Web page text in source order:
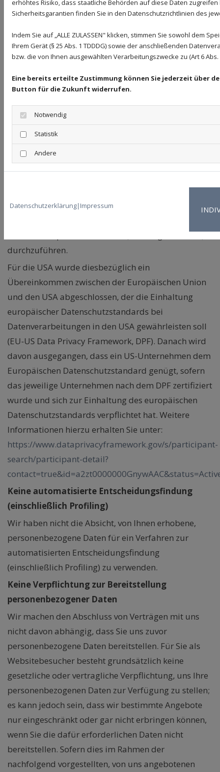
weitergegeben oder offengelegt werden.
Wirtschaftsraums (EWR), also in Drittländern,
befinden. Eine derartige Verarbeitung erfolgt
geschäftlichen Verpflichtungen und zur Pflege deiner
Jede Verarbeitung der personenbezogenen Daten in
einem Drittland darf nur erfolgen, wenn die
besonderen Voraussetzungen der Art. 44 ff. DS-GVO
erfüllt sind. Dies schließt insbesondere den
“) mit dem Subunternehmer
ein. Hierfür hat der Auftragnehmer das Modul
TIA“)
durchzuführen.
Für die USA wurde diesbezüglich ein
Übereinkommen zwischen der Europäischen Union
und den USA abgeschlossen, der die Einhaltung
europäischer Datenschutzstandards bei
Datenverarbeitungen in den USA gewährleisten soll
(EU-US Data Privacy Framework, DPF). Danach wird
davon ausgegangen, dass ein US-Unternehmen dem
Europäischen Datenschutzstandard genügt, sofern
das jeweilige Unternehmen nach dem DPF zertifiziert
wurde und sich zur Einhaltung des europäischen
Datenschutzstandards verpflichtet hat. Weitere
Informationen hierzu erhalten Sie unter:
https://www.dataprivacyframework.gov/s/participant-
search/participant-detail?
Keine automatisierte Entscheidungsfindung
(einschließlich Profiling)
Wir haben nicht die Absicht, von Ihnen erhobene,
personenbezogene Daten für ein Verfahren zur
automatisierten Entscheidungsfindung
(einschließlich Profiling) zu verwenden.
Keine Verpflichtung zur Bereitstellung
personenbezogener Daten
Wir machen den Abschluss von Verträgen mit uns
nicht davon abhängig, dass Sie uns zuvor
personenbezogene Daten bereitstellen. Für Sie als
Websitebesucher besteht grundsätzlich keine
gesetzliche oder vertragliche Verpflichtung, uns Ihre
personenbezogenen Daten zur Verfügung zu stellen;
es kann jedoch sein, dass wir bestimmte Angebote
nur eingeschränkt oder gar nicht erbringen können,
wenn Sie die dafür erforderlichen Daten nicht
bereitstellen. Sofern dies im Rahmen der
nachfolgend vorgestellten, von uns angebotenen
erhöhtes Risiko, dass staatliche Behörden auf diese Daten
Sicherheitsgarantien finden Sie in den Datenschutzrichtlinien des
Indem Sie auf „ALLE ZULASSEN" klicken, stimmen Sie sowohl dem
Ihrem Gerät (§ 25 Abs. 1 TDDDG) sowie der anschließenden
bzw. die von Ihnen ausgewählten Verarbeitungszwecke zu (Art 6 Abs.
Eine bereits erteilte Zustimmung können Sie jederzeit über
Button für die Zukunft widerrufen.
Notwendig
Statistik
Andere
Datenschutzerklärung| Impressum